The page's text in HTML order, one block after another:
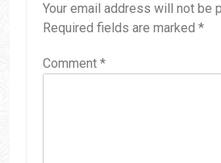
Your email address will not be
Required fields are marked *
Comment *